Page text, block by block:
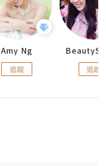
Amy Ng
追蹤 追蹤